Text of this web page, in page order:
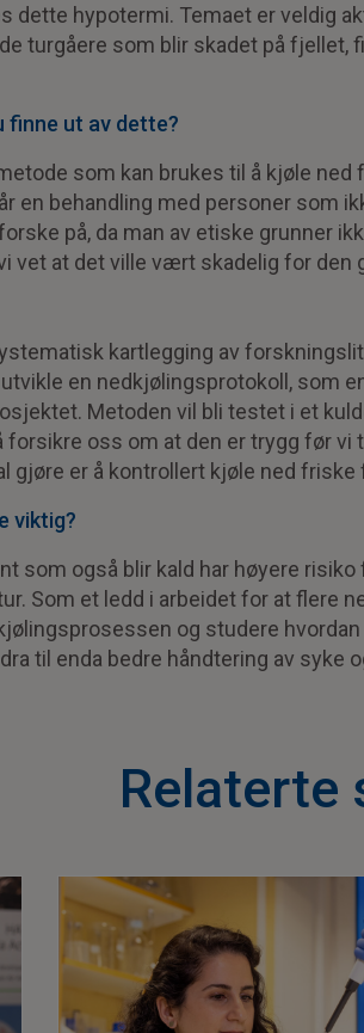
dette hypotermi. Temaet er veldig
turgåere som blir skadet på
finne ut av dette?
som kan brukes til å kjøle
en behandling med personer som
på, da man av etiske grunner
vet at det ville vært skadelig for den
kartlegging av
en nedkjølingsprotokoll, som
Metoden vil bli testet i et
forsikre oss om at den er trygg før vi
gjøre er å kontrollert kjøle ned
viktig?
som også blir kald har høyere
Som et ledd i arbeidet for at flere
og studere
til enda bedre håndtering av syke
Relaterte